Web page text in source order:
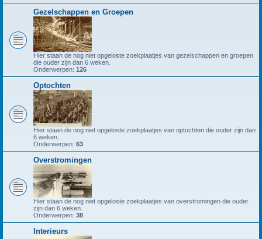
Gezelschappen en Groepen
Hier staan de nog niet opgeloste zoekplaatjes van gezelschappen en groepen
die ouder zijn dan 6 weken.
Onderwerpen: 126
Optochten
Hier staan de nog niet opgeloste zoekplaatjes van optochten die ouder zijn dan
6 weken.
Onderwerpen: 63
Overstromingen
Hier staan de nog niet opgeloste zoekplaatjes van overstromingen die ouder
zijn dan 6 weken.
Onderwerpen: 38
Interieurs